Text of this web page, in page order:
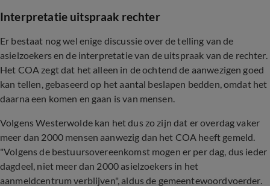
Interpretatie uitspraak rechter
Er bestaat nog wel enige discussie over de telling van de
asielzoekers en de interpretatie van de uitspraak van de rechter.
Het COA zegt dat het alleen in de ochtend de aanwezigen goed
kan tellen, gebaseerd op het aantal beslapen bedden, omdat het
daarna een komen en gaan is van mensen.
Volgens Westerwolde kan het dus zo zijn dat er overdag vaker
meer dan 2000 mensen aanwezig dan het COA heeft gemeld.
"Volgens de bestuursovereenkomst mogen er per dag, dus ieder
dagdeel, niet meer dan 2000 asielzoekers in het
aanmeldcentrum verblijven", aldus de gemeentewoordvoerder.